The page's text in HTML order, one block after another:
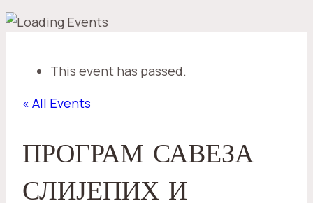
This event has passed.
« All Events
ПРОГРАМ САВЕЗА
СЛИЈЕПИХ И